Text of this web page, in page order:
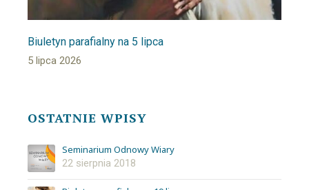
Biuletyn parafialny na 5 lipca
5 lipca 2026
OSTATNIE WPISY
Seminarium Odnowy Wiary
22 sierpnia 2018